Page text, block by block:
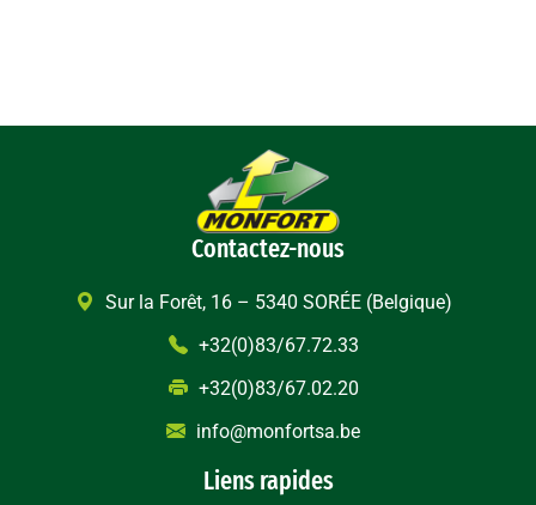
Contactez-nous
Sur la Forêt, 16 – 5340 SORÉE (Belgique)
+32(0)83/67.72.33
+32(0)83/67.02.20
info@monfortsa.be
Liens rapides